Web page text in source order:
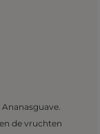
de vruchten